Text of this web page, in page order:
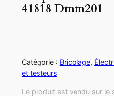
41818 Dmm201
Catégorie : Bricolage,
et testeurs
Le produit est vendu sur le